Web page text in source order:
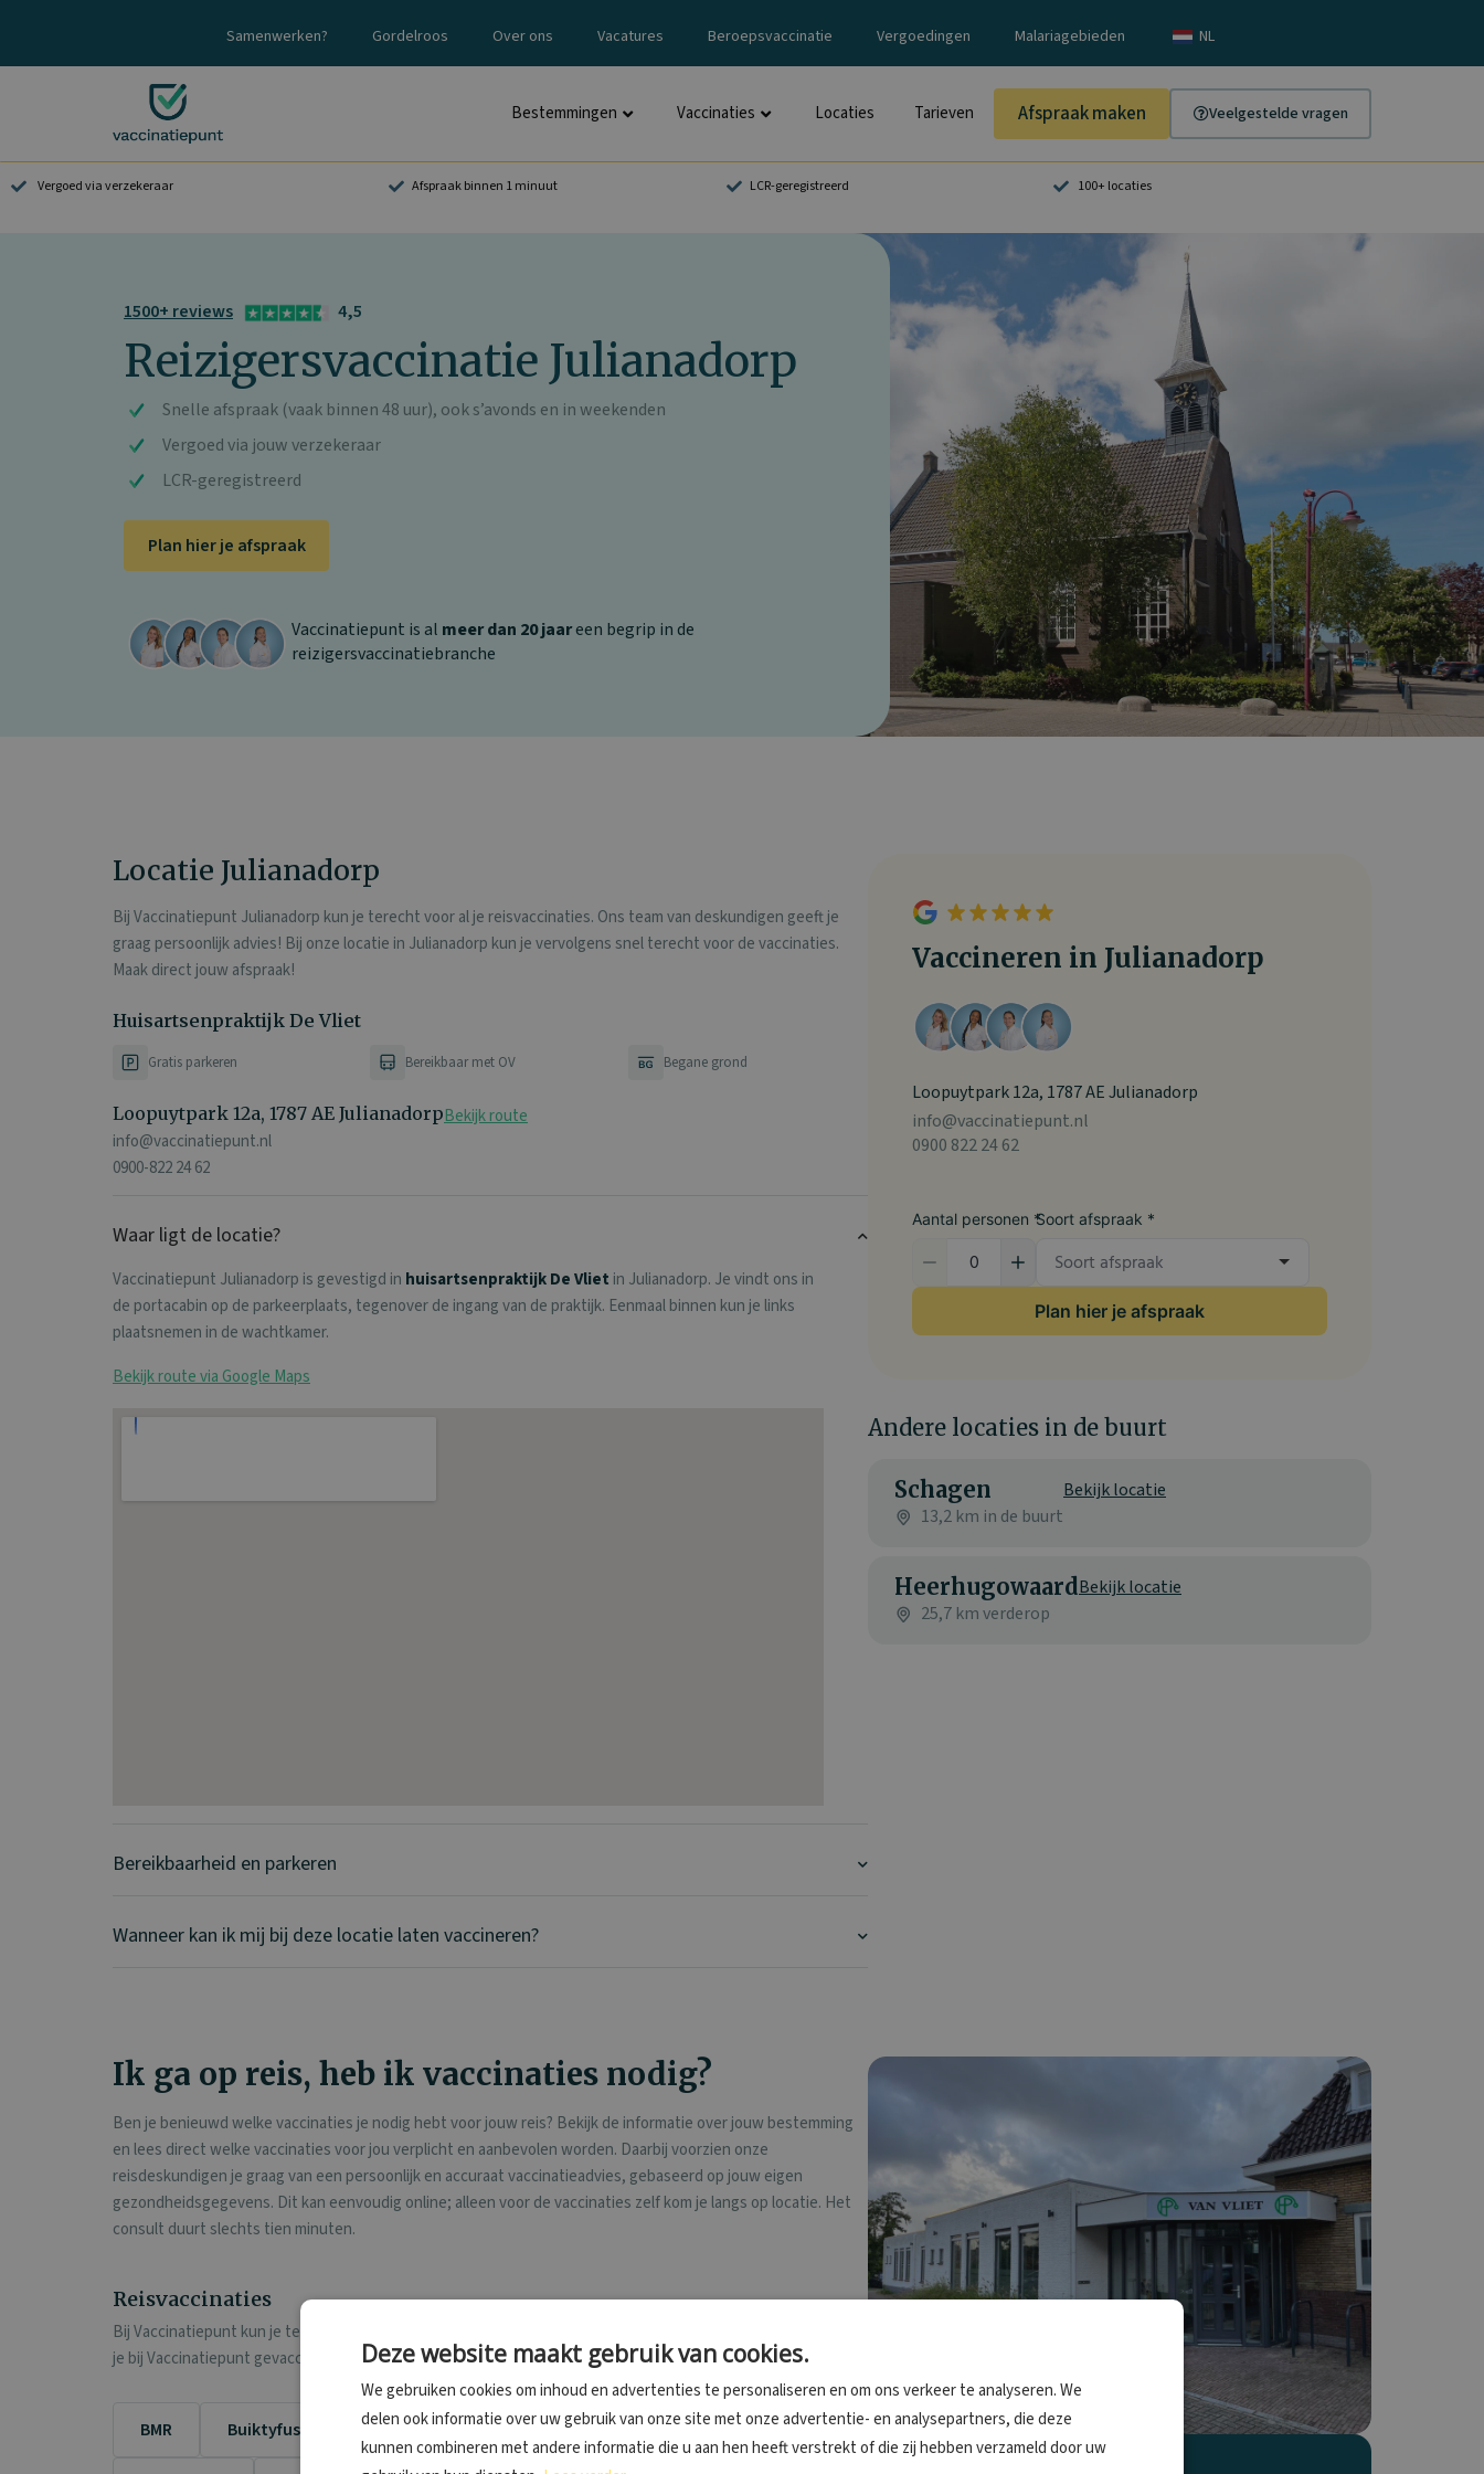
de
Samenwerken? Gordelroos Over ons Vacatures Beroepsvaccinatie Vergoedingen Malariagebieden NL
Bestemmingen Vaccinaties Locaties Tarieven Afspraak maken Veelgestelde vragen
Vergoed via verzekeraar Afspraak binnen 1 minuut LCR-geregistreerd 100+ locaties
1500+ reviews 4,5
Reizigersvaccinatie Julianadorp
Snelle afspraak (vaak binnen 48 uur), ook s’avonds en in weekenden
Vergoed via jouw verzekeraar
LCR-geregistreerd
Plan hier je afspraak
Vaccinatiepunt is al meer dan 20 jaareen begrip in de
reizigersvaccinatiebranche
Locatie Julianadorp
Bij Vaccinatiepunt Julianadorp kun je terecht voor al je reisvaccinaties. Ons team van deskundigen geeft je
graag persoonlijk advies! Bij onze locatie in Julianadorp kun je vervolgens snel terecht voor de vaccinaties.
Maak direct jouw afspraak!
Huisartsenpraktijk De Vliet
Gratis parkeren Bereikbaar met OV Begane grond
Loopuytpark 12a, 1787 AE Julianadorp
info@vaccinatiepunt.nl
0900-822 24 62
Bekijk route
Waar ligt de locatie?
Vaccinatiepunt Julianadorp is gevestigd in huisartsenpraktijk De Vliet in Julianadorp. Je vindt ons in
de portacabin op de parkeerplaats, tegenover de ingang van de praktijk. Eenmaal binnen kun je links
plaatsnemen in de wachtkamer.
Bekijk route via Google Maps
Bereikbaarheid en parkeren
Wanneer kan ik mij bij deze locatie laten vaccineren?
Vaccineren in Julianadorp
Loopuytpark 12a, 1787 AE Julianadorp
info@vaccinatiepunt.nl
0900 822 24 62
Soort afspraak *
Aantal personen *
Plan hier je afspraak
Andere locaties in de buurt
Schagen
13,2 km in de buurt
Bekijk locatie
Heerhugowaard
25,7 km verderop
Bekijk locatie
Ik ga op reis, heb ik vaccinaties nodig?
Ben je benieuwd welke vaccinaties je nodig hebt voor jouw reis? Bekijk de informatie over jouw bestemming
en lees direct welke vaccinaties voor jou verplicht en aanbevolen worden. Daarbij voorzien onze
reisdeskundigen je graag van een persoonlijk en accuraat vaccinatieadvies, gebaseerd op jouw eigen
gezondheidsgegevens. Dit kan eenvoudig online; alleen voor de vaccinaties zelf kom je langs op locatie. Het
consult duurt slechts tien minuten.
Reisvaccinaties
Bij Vaccinatiepunt kun je terecht voor alle reisvaccinaties. Afhankelijk van jouw gezondheid en reisschema kun
je bij Vaccinatiepunt gevaccineerd worden tegen de volgende ziektes:
BMR Buiktyfus Dengue D(K)TP FSME Gele koorts
Deze website maakt gebruik van cookies.
We gebruiken cookies om inhoud en advertenties te personaliseren en om ons verkeer te analyseren. We
delen ook informatie over uw gebruik van onze site met onze advertentie- en analysepartners, die deze
kunnen combineren met andere informatie die u aan hen heeft verstrekt of die zij hebben verzameld door uw